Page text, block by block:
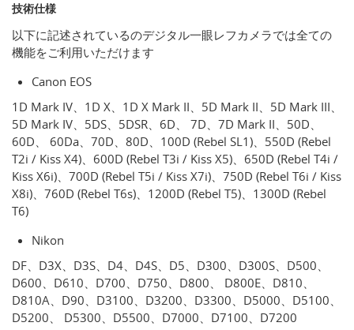
技術仕様
以下に記述されているのデジタル一眼レフカメラでは全ての
機能をご利用いただけます
Canon EOS
1D Mark IV、1D X、1D X Mark II、5D Mark II、5D Mark III、
5D Mark IV、5DS、5DSR、6D、 7D、7D Mark II、50D、
60D、 60Da、70D、80D、100D (Rebel SL1)、550D (Rebel
T2i / Kiss X4)、600D (Rebel T3i / Kiss X5)、650D (Rebel T4i /
Kiss X6i)、700D (Rebel T5i / Kiss X7i)、750D (Rebel T6i / Kiss
X8i)、760D (Rebel T6s)、1200D (Rebel T5)、1300D (Rebel
T6)
Nikon
DF、D3X、D3S、D4、D4S、D5、D300、D300S、D500、
D600、D610、D700、D750、D800、 D800E、D810、
D810A、D90、D3100、D3200、D3300、D5000、D5100、
D5200、 D5300、D5500、D7000、D7100、D7200